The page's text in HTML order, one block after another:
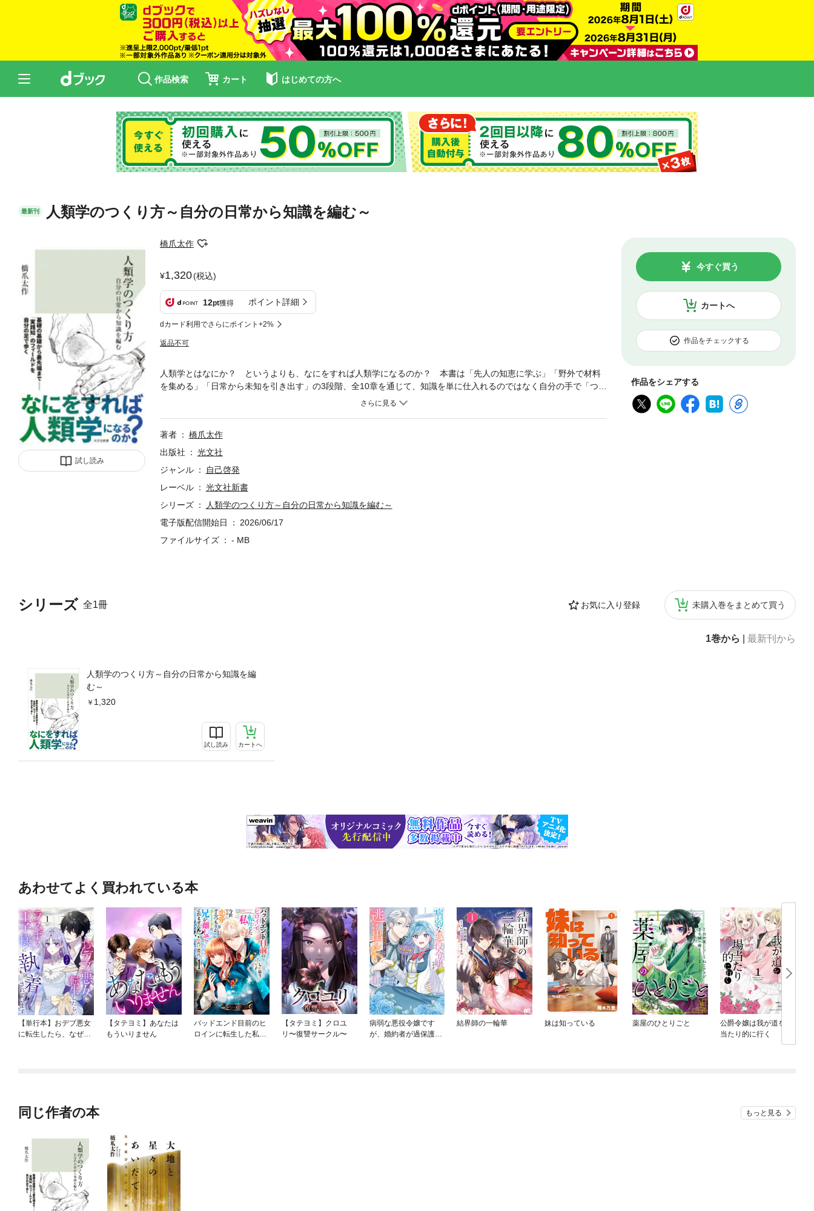
作品検索 カート はじめての方へ
最新刊 人類学のつくり方～自分の日常から知識を編む～
試し読み
橋爪太作
1,320(税込)
12pt獲得 ポイント詳細
dカード利用でさらにポイント+2%
返品不可
カートへ
今すぐ買う
作品をチェックする
作品をシェアする
シリーズ 全1冊 お気に入り登録 未購入巻をまとめて買う
1巻から 最新刊から
人類学のつくり方～自分の日常から知識を編
む～
1,320
試し読み カートへ
人類学とはなにか？ というよりも、なにをすれば人類学になるのか？ 本書は「先人の知恵に学ぶ」「野外で材料
を集める」「日常から未知を引き出す」の3段階、全10章を通じて、知識を単に仕入れるのではなく自分の手で「つく
る」ための技法を提示。基礎の基礎から最先端まで――この100年に蓄積された「実践知」のフィールドを自分の足で
著者
橋爪太作
出版社
光文社
ジャンル
自己啓発
レーベル
光文社新書
シリーズ
人類学のつくり方～自分の日常から知識を編む～
電子版配信開始日
2026/06/17
ファイルサイズ
- MB
あわせてよく買われている本
【単行本】おデブ悪女
に転生したら、なぜか
【タテヨミ】あなたは
もういりません
バッドエンド目前のヒ
ロインに転生した私、
【タテヨミ】クロユ
リ〜復讐サークル〜
病弱な悪役令嬢です
が、婚約者が過保護す
結界師の一輪華 妹は知っている 薬屋のひとりごと
公爵令嬢は我が道を場
当たり的に行く
同じ作者の本 もっと見る